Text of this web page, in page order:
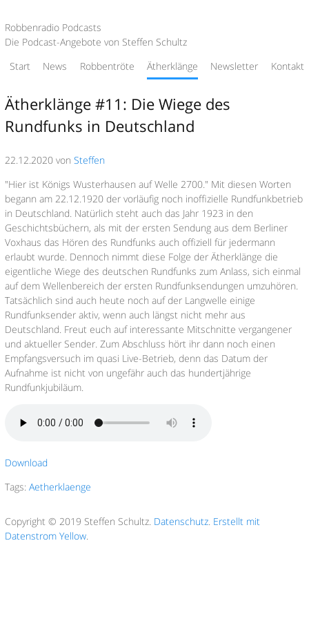
Robbenradio Podcasts
Die Podcast-Angebote von Steffen Schultz
Start
News Robbentröte Ätherklänge Newsletter Kontakt
Ätherklänge #11: Die Wiege des
Rundfunks in Deutschland
22.12.2020 von Steffen
"Hier ist Königs Wusterhausen auf Welle 2700." Mit diesen Worten
begann am 22.12.1920 der vorläufig noch inoffizielle Rundfunkbetrieb
in Deutschland. Natürlich steht auch das Jahr 1923 in den
Geschichtsbüchern, als mit der ersten Sendung aus dem Berliner
Voxhaus das Hören des Rundfunks auch offiziell für jedermann
erlaubt wurde. Dennoch nimmt diese Folge der Ätherklänge die
eigentliche Wiege des deutschen Rundfunks zum Anlass, sich einmal
auf dem Wellenbereich der ersten Rundfunksendungen umzuhören.
Tatsächlich sind auch heute noch auf der Langwelle einige
Rundfunksender aktiv, wenn auch längst nicht mehr aus
Deutschland. Freut euch auf interessante Mitschnitte vergangener
und aktueller Sender. Zum Abschluss hört ihr dann noch einen
Empfangsversuch im quasi Live-Betrieb, denn das Datum der
Aufnahme ist nicht von ungefähr auch das hundertjährige
Rundfunkjubiläum.
Download
Tags:Aetherklaenge
Copyright © 2019 Steffen Schultz. Datenschutz. Erstellt mit
Datenstrom Yellow.